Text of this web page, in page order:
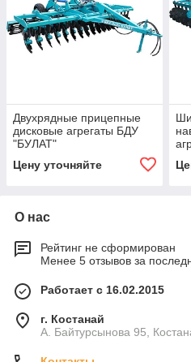
Двухрядные прицепные
дисковые агрегаты БДУ
"БУЛАТ"
Цену уточняйте
О нас
Рейтинг не сформирован
Менее 5 отзывов за
Работает с 16.02.2015
г. Костанай
А. Байтурсынова 95,